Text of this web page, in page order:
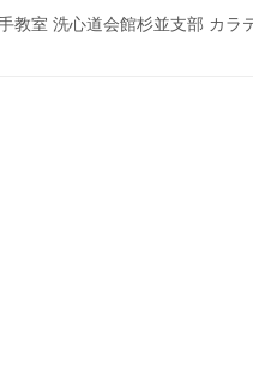
教室 洗心道会館杉並支部 カラ